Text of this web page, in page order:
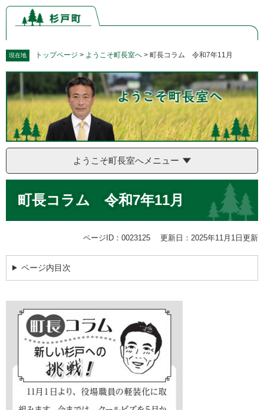
ペ
の
す。
メ
ー
し
本
文
へ
現在地 トップページ > ようこそ町長室へ > 町長コラム 令和7年11月
ようこそ町長室へメニュー
町長コラム 令和7年11月
ページID：0023125 更新日：2025年11月1日更新
ページ内目次